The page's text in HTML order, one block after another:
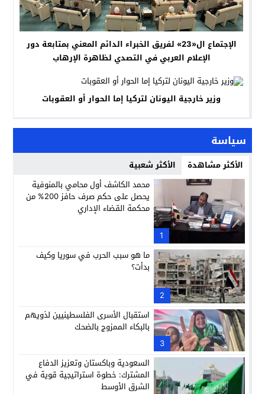
الإجتماع ال«23» لفريق الخبراء الدائم المعني بمتابعة دور
الإعلام العربي في التصدي لظاهرة الإرهاب
وزير خارجية اليونان لتركيا إما الحوار أو العقوبات
سياسة
الأكثر مشاهدة الأكثر شعبية
1
محمد الكاشف أول محامي بالمنوفية
يحصل على حكم صرف حافز 200% من
محكمة القضاء الإداري
2
ما هو سبب الحرب في سوريا وكيف
بدأت؟
3
استقبال الأسرى الفلسطينيين لذويهم
بالبكاء الممزوج بالضحك
السعودية وباكستان وتعزيز الدفاع
المشترك: خطوة استراتيجية قوية في
الشرق الأوسط